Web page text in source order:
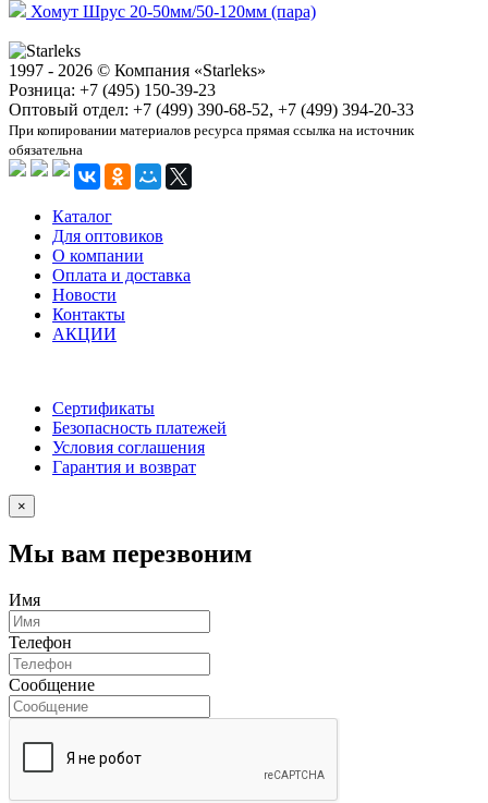
Хомут Шрус 20-50мм/50-120мм (пара)
1997 - 2026 © Компания «Starleks»
Розница: +7 (495) 150-39-23
Оптовый отдел: +7 (499) 390-68-52, +7 (499) 394-20-33
При копировании материалов ресурса прямая ссылка на источник
обязательна
Каталог
Для оптовиков
О компании
Оплата и доставка
Новости
Контакты
АКЦИИ
Сертификаты
Безопасность платежей
Условия соглашения
Гарантия и возврат
×
Мы вам перезвоним
Имя
Телефон
Сообщение